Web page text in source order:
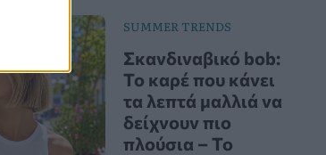
SUMMER TRENDS
Σκανδιναβικό bob:
Το καρέ που κάνει
τα λεπτά μαλλιά να
δείχνουν πιο
πλούσια – Το